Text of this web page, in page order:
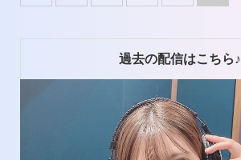
過去の配信はこちら♪